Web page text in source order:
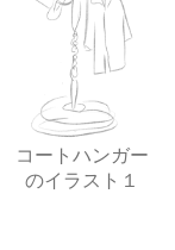
コートハンガー
のイラスト１